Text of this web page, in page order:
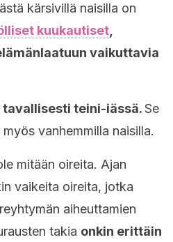
kärsivillä naisilla on
kuukautiset
vaikuttavia
teini-iässä.Se
vanhemmilla naisilla.
mitään oireita. Ajan
vaikeita oireita, jotka
aiheuttamien
takia onkin erittäin